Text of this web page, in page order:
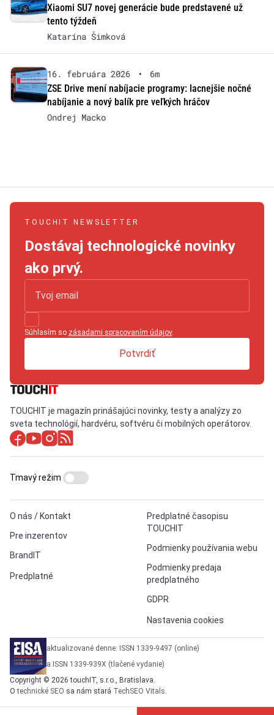
Xiaomi SU7 novej generácie bude predstavené už
tento týždeň
Katarína Šimková
16. februára 2026 •
6m
ZSE Drive mení nabíjacie programy: lacnejšie nočné
nabíjanie a nový balík pre veľkých hráčov
Ondrej Macko
TOUCHIT NEWSLETTER
Dostávaj technologické novinky
ako prvý.
Súhlasím so zásadami spracovaním údajov.
Potvrdiť
TOUCHIT je magazín prinášajúci novinky, testy a analýzy zo
sveta technológií, hardvéru, softvéru či mobilných operátorov.
O nás / Kontakt
Pre inzerentov
BrandIT
Predplatné
Predplatné časopisu
TOUCHIT
Podmienky používania webu
Podmienky predaja
predplatného
GDPR
Nastavenia cookies
Tmavý režim
aktualizované denne: ISSN 1339-9497 (online)
a ISSN 1339-939X (tlačené vydanie)
Copyright © 2026 touchIT, s.r.o., Bratislava.
Otechnické SEO sa nám stará TechSEO Vitals.